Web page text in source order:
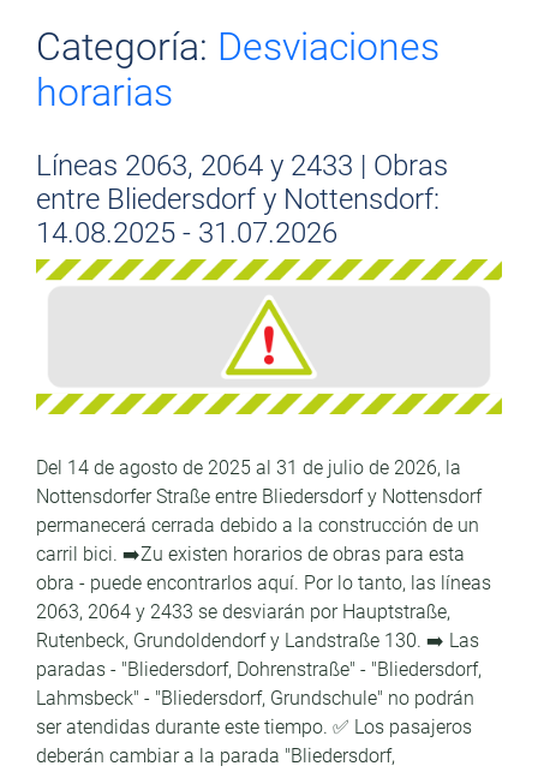
Ir al contenido
Categoría: Desviaciones
horarias
Líneas 2063, 2064 y 2433 | Obras
entre Bliedersdorf y Nottensdorf:
14.08.2025 - 31.07.2026
Del 14 de agosto de 2025 al 31 de julio de 2026, la
Nottensdorfer Straße entre Bliedersdorf y Nottensdorf
permanecerá cerrada debido a la construcción de un
carril bici. ➡️Zu existen horarios de obras para esta
obra - puede encontrarlos aquí. Por lo tanto, las líneas
2063, 2064 y 2433 se desviarán por Hauptstraße,
Rutenbeck, Grundoldendorf y Landstraße 130. ➡️ Las
paradas - "Bliedersdorf, Dohrenstraße" - "Bliedersdorf,
Lahmsbeck" - "Bliedersdorf, Grundschule" no podrán
ser atendidas durante este tiempo. ✅ Los pasajeros
deberán cambiar a la parada "Bliedersdorf,